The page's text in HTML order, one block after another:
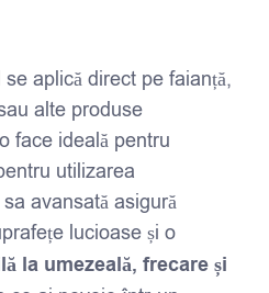
aplică direct pe faianță,
alte produse
face ideală pentru
utilizarea
avansată asigură
lucioase și o
la umezeală, frecare și